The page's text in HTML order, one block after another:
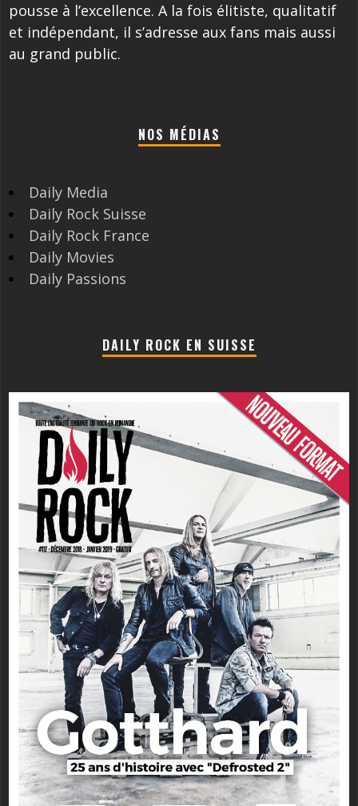
pousse à l’excellence. A la fois élitiste, qualitatif
et indépendant, il s’adresse aux fans mais aussi
au grand public.
NOS MÉDIAS
Daily Media
Daily Rock Suisse
Daily Rock France
Daily Movies
Daily Passions
DAILY ROCK EN SUISSE